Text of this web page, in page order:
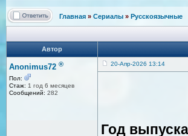
Главная » Сериалы » Русскоязычные
Автор
Anonimus72 ®
Пол:
Стаж: 1 год 6 месяцев
Сообщений: 282
20-Апр-2026 13:14
Год выпуска